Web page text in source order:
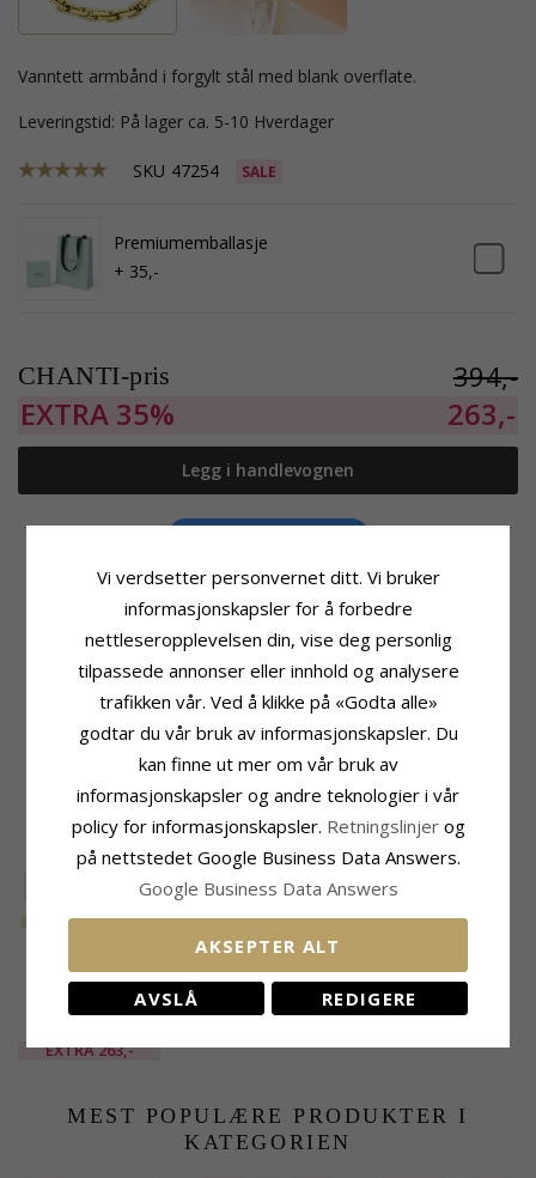
vanntett armbånd i forgylt stål med blank overflate.
Leveringstid: På lager ca. 5-10 Hverdager
SKU 47254 SALE
Premiumemballasje
+ 35,-
CHANTI-pris 394,-
EXTRA 35% 263,-
Legg i handlevognen
Produktinformasjon
Adjektiv:Vanntett
Kjedetype:Armbånd
Edelmetall:Forgylt Stål
Kolleksjon:
Blank
Størrelse
Bredde: 5,5 mm
Lengde:16 cm + 5 cm
NYLIG VISTE PRODUKTER
35%
forgylt stål 16 cm + 5
EXTRA263,-
MEST POPULÆRE PRODUKTER I
KATEGORIEN
Vi verdsetter personvernet ditt. Vi bruker
informasjonskapsler for å forbedre
nettleseropplevelsen din, vise deg personlig
tilpassede annonser eller innhold og analysere
trafikken vår. Ved å klikke på «Godta alle»
godtar du vår bruk av informasjonskapsler. Du
kan finne ut mer om vår bruk av
informasjonskapsler og andre teknologier i vår
policy for informasjonskapsler. Retningslinjer og
på nettstedet Google Business Data Answers.
Google Business Data Answers
AKSEPTER ALT
AVSLÅ REDIGERE